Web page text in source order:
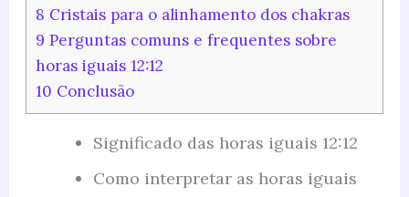
8 Cristais para o alinhamento dos chakras
9 Perguntas comuns e frequentes sobre
horas iguais 12:12
10 Conclusão
Significado das horas iguais 12:12
Como interpretar as horas iguais